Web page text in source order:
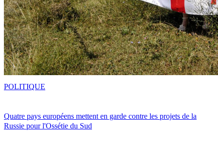
Quatre pays européens mettent en garde contre les projets de la
Russie pour l'Ossétie du Sud
POLITIQUE